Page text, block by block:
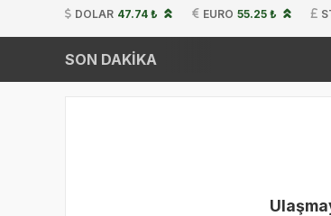
DOLAR 47.74 ₺ EURO 55.25 ₺
SON DAKİKA